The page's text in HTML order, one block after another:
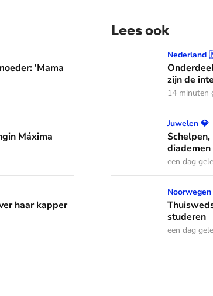
huil je?'
'Mama
van hun drie dochters
Máxima
favoriete kapsels
haar kapper
Lees ook
Onderdeel van een
zijn de
14 minuten
Schelpen, parels en
Juwelen 💎
diademen
een dag
Thuiswedstrijd:
studeren
een dag